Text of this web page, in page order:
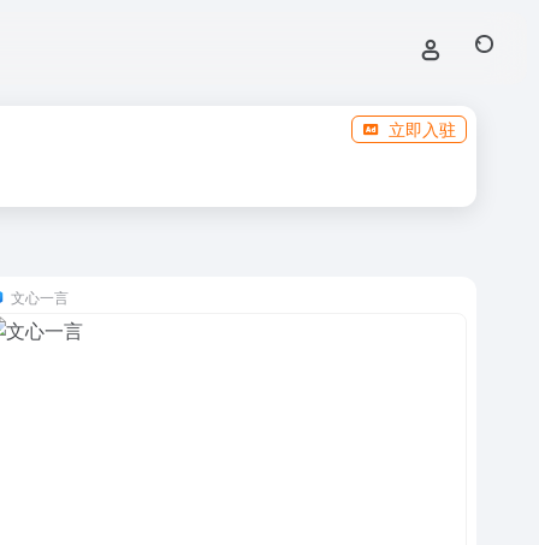
立即入驻
文心一言